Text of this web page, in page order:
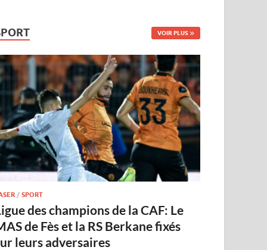
VOIR PLUS
/SPORT
des champions de la CAF: Le
de Fès et la RS Berkane fixés
leurs adversaires